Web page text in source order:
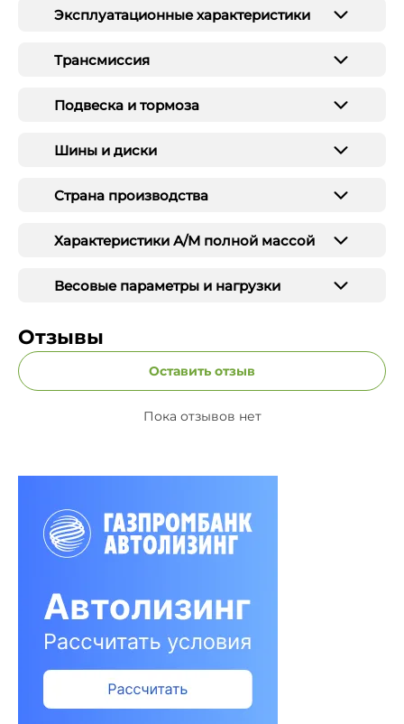
Эксплуатационные характеристики
Трансмиссия
Подвеска и тормоза
Шины и диски
Страна производства
Характеристики А/М полной массой
Весовые параметры и нагрузки
Отзывы
Оставить отзыв
Пока отзывов нет